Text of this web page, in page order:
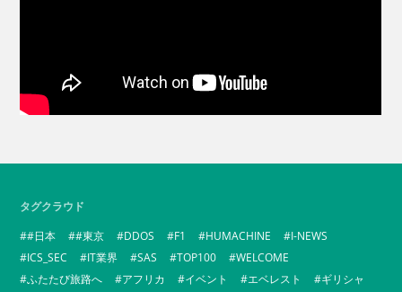
タグクラウド
#日本
#東京 DDOS F1 HUMACHINE
I-NEWS
ICS_SEC
IT業界 SAS TOP100
WELCOME
ふたたび旅路へ
アフリカ イベント エベレスト
ギリシャ